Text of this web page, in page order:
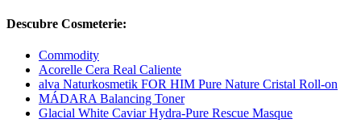
Descubre Cosmeterie:
Commodity
Acorelle Cera Real Caliente
alva Naturkosmetik FOR HIM Pure Nature Cristal Roll-on
MÁDARA Balancing Toner
Glacial White Caviar Hydra-Pure Rescue Masque